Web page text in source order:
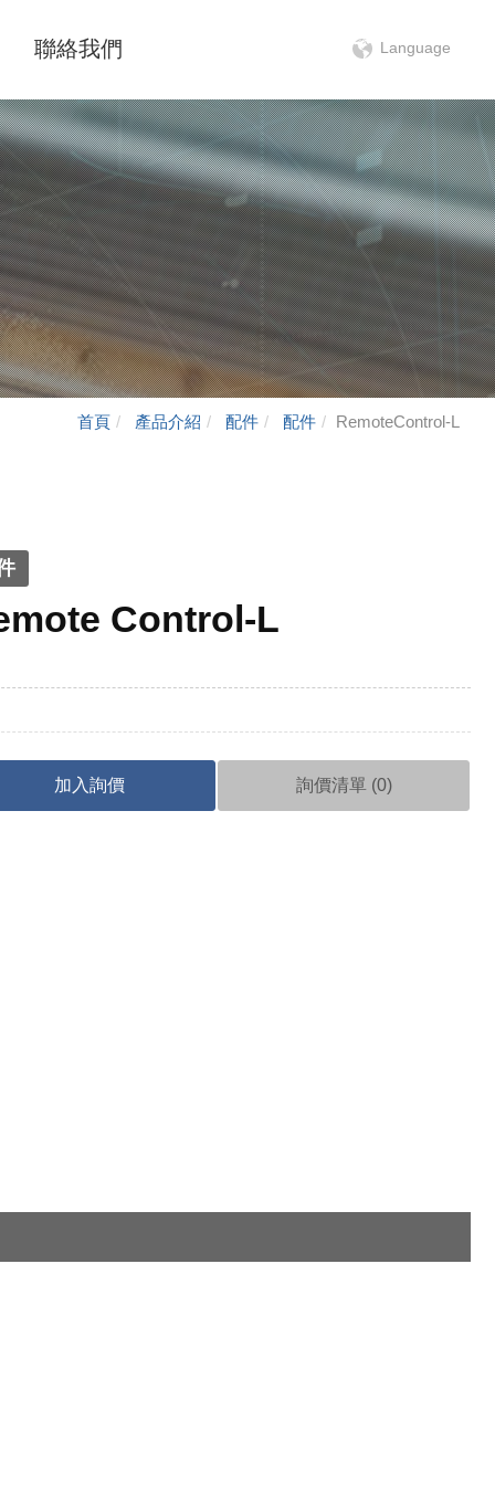
聯絡我們 Language
首頁 產品介紹 配件 配件 RemoteControl-L
Control-L
加入詢價 詢價清單 (0)